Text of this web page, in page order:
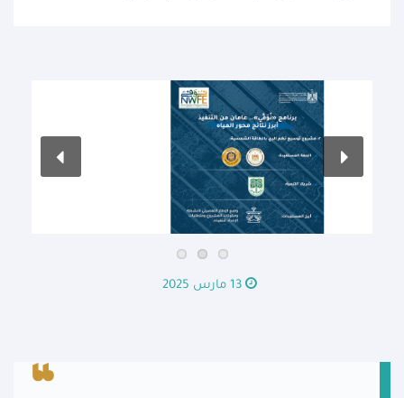
13 مارس 2025